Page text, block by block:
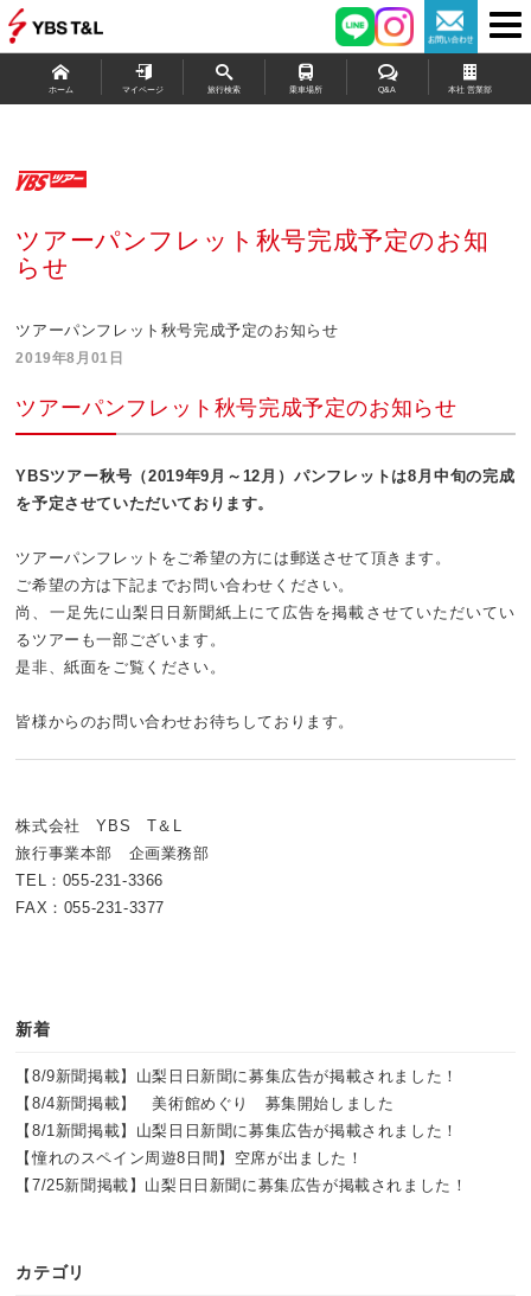
ホーム マイページ 旅行検索 乗車場所 Q&A 本社 営業部
ツアーパンフレット秋号完成予定のお知
らせ
ツアーパンフレット秋号完成予定のお知らせ
2019年8月01日
ツアーパンフレット秋号完成予定のお知らせ
YBSツアー秋号（2019年9月～12月）パンフレットは8月中旬の完成
を予定させていただいております。
ツアーパンフレットをご希望の方には郵送させて頂きます。
ご希望の方は下記までお問い合わせください。
尚、一足先に山梨日日新聞紙上にて広告を掲載させていただいてい
るツアーも一部ございます。
是非、紙面をご覧ください。
皆様からのお問い合わせお待ちしております。
株式会社 YBS T＆L
旅行事業本部 企画業務部
TEL：055-231-3366
FAX：055-231-3377
新着
【8/9新聞掲載】山梨日日新聞に募集広告が掲載されました！
【8/4新聞掲載】 美術館めぐり 募集開始しました
【8/1新聞掲載】山梨日日新聞に募集広告が掲載されました！
【憧れのスペイン周遊8日間】空席が出ました！
【7/25新聞掲載】山梨日日新聞に募集広告が掲載されました！
カテゴリ